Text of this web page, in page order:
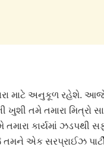
માટે અનુકૂળ રહેશે. આજે
તમે તમારા મિત્રો
કાર્યમાં ઝડપથી
તમને એક સરપ્રાઈઝ